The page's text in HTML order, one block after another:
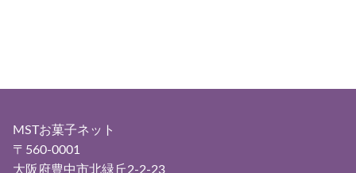
MSTお菓子ネット
〒560-0001
大阪府豊中市北緑丘2-2-23